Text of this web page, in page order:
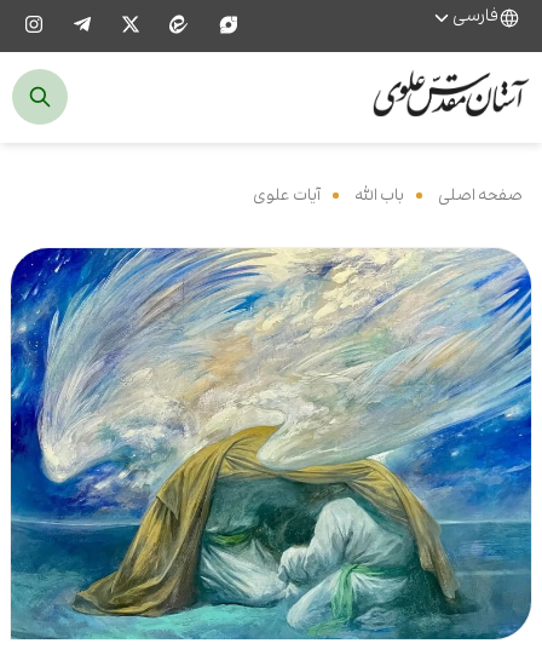
فارسی
صفحه اصلی باب الله آیات علوی